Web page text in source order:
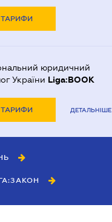
ТАРИФИ
юридичний
України Liga:BOOK
ТАРИФИ ДЕТАЛЬНІШЕ